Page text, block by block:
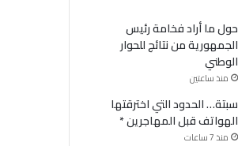
حول ما أراد فخامة رئيس
الجمهورية من نتائج للحوار
الوطني
منذ ساعتين
سبتة… الحدود التي اخترقتها
الهواتف قبل المهاجرين *
منذ 7 ساعات